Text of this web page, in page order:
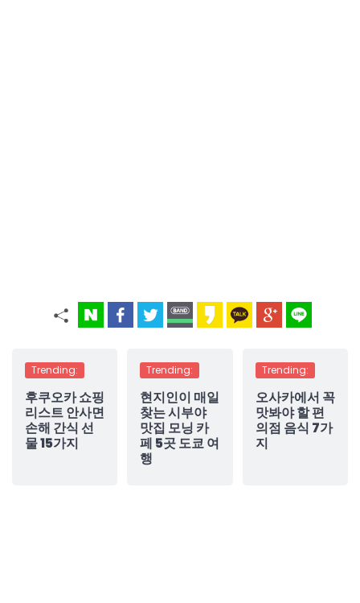
Trending:
후쿠오카 쇼핑
리스트 안사면
손해 간식 선
물 15가지
Trending:
현지인이 매일
찾는 시부야
맛집 모닝 카
페 5곳 도쿄 여
행
Trending:
오사카에서 꼭
맛봐야 할 편
의점 음식 7가
지